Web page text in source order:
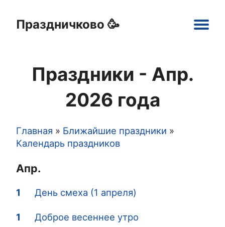
Праздничково 🥳
navigation
Открытки
Картинки
Шаблоны
Праздники
Праздники - Апр.
2026 года
Строка
навигации
Главная
Ближайшие праздники
Календарь праздников
Апр.
1 День смеха (1 апреля)
1 Доброе весеннее утро